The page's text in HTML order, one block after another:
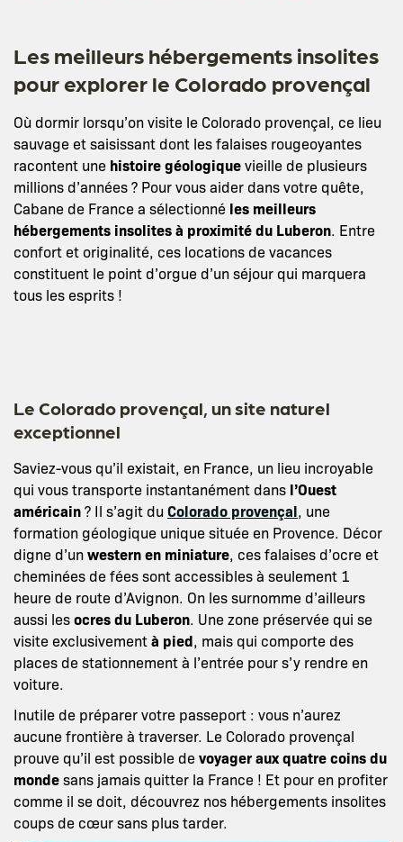
Les meilleurs hébergements insolites
pour explorer le Colorado provençal
Où dormir lorsqu’on visite le Colorado provençal, ce lieu
sauvage et saisissant dont les falaises rougeoyantes
racontent une histoire géologiquevieille de plusieurs
millions d’années ? Pour vous aider dans votre quête,
Cabane de France a sélectionné les meilleurs
hébergements insolites à proximité du Luberon. Entre
confort et originalité, ces locations de vacances
constituent le point d’orgue d’un séjour qui marquera
tous les esprits !
Le Colorado provençal, un site naturel
exceptionnel
Saviez-vous qu’il existait, en France, un lieu incroyable
qui vous transporte instantanément dans l’Ouest
américain? Il s’agit du Colorado provençal, une
formation géologique unique située en Provence. Décor
digne d’unwestern en miniature, ces falaises d’ocre et
cheminées de fées sont accessibles à seulement 1
heure de route d’Avignon. On les surnomme d’ailleurs
aussi lesocres du Luberon. Une zone préservée qui se
visite exclusivementà pied, mais qui comporte des
places de stationnement à l’entrée pour s’y rendre en
voiture.
Inutile de préparer votre passeport : vous n’aurez
aucune frontière à traverser. Le Colorado provençal
prouve qu’il est possible devoyager aux quatre coins du
mondesans jamais quitter la France ! Et pour en profiter
comme il se doit, découvrez nos hébergements insolites
coups de cœur sans plus tarder.